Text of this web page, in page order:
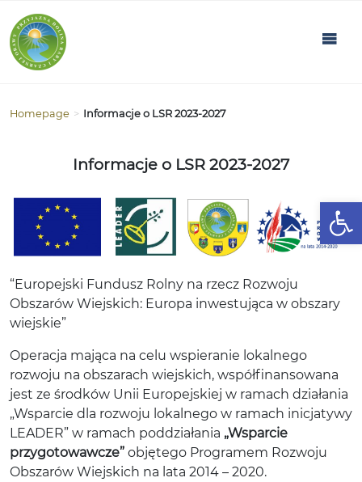
Homepage > Informacje o LSR 2023-2027
Informacje o LSR 2023-2027
“Europejski Fundusz Rolny na rzecz Rozwoju
Obszarów Wiejskich: Europa inwestująca w obszary
wiejskie”
Operacja mająca na celu wspieranie lokalnego
rozwoju na obszarach wiejskich, współfinansowana
jest ze środków Unii Europejskiej w ramach działania
„Wsparcie dla rozwoju lokalnego w ramach inicjatywy
LEADER” w ramach poddziałania „Wsparcie
przygotowawcze” objętego Programem Rozwoju
Obszarów Wiejskich na lata 2014 – 2020.